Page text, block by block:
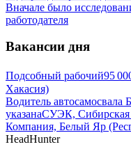
Вначале было
работодателя
Вакансии дня
Подсобный рабочий95
Хакасия)
Водитель автосамосвала
указанаСУЭК, Сибирская
Компания, Белый Яр
HeadHunter